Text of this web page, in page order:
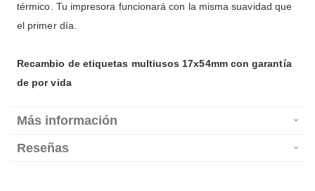
térmico . Tu impresora funcionará con la misma suavidad que
el primer día.
Recambio de etiquetas multiusos 17x54mm con garantía
de por vida
Más información
Reseñas